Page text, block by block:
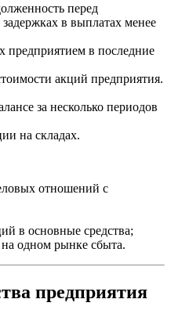
перед
в выплатах менее
предприятием в последние
акций предприятия.
за несколько периодов
на складах.
отношений с
в основные средства;
одном рынке сбыта.
предприятия